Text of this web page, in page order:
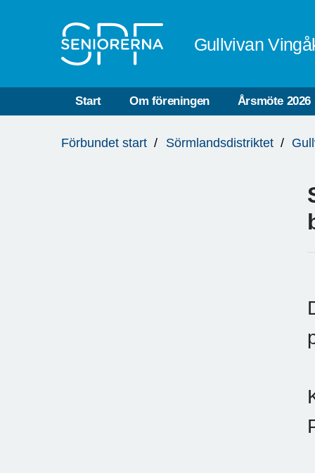
Gullvivan
Start Om föreningen Årsmöte 2026
är
Förbundet start Sörmlandsdistriktet